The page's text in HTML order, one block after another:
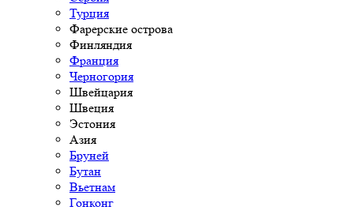
Турция
Фарерские острова
Финляндия
Франция
Черногория
Швейцария
Швеция
Эстония
Азия
Бруней
Бутан
Вьетнам
Гонконг